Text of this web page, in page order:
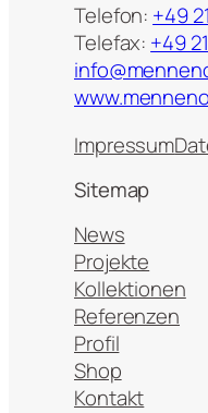
Telefon: +49
Telefax: +49
Impressum
Sitemap
News
Projekte
Kollektionen
Referenzen
Profil
Shop
Kontakt